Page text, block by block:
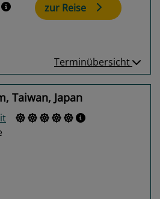
zur Reise
Terminübersicht
Taiwan, Japan